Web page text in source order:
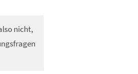
nicht,